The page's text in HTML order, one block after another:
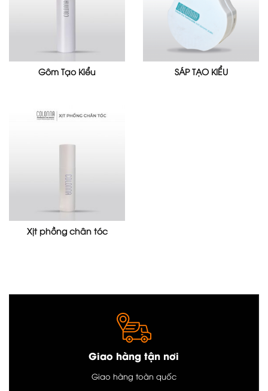
Gôm Tạo Kiểu SÁP TẠO KIỂU
Xịt phồng chân tóc
Giao hàng tận nơi
Giao hàng toàn quốc